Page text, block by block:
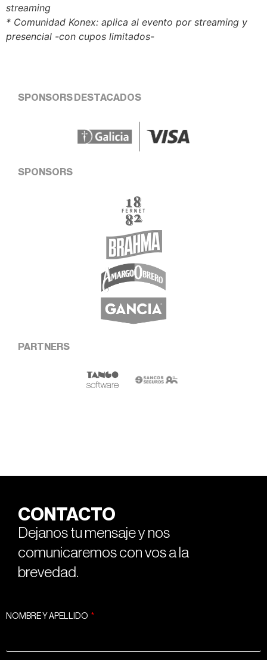
streaming
* Comunidad Konex: aplica al evento por streaming y
presencial -con cupos limitados-
SPONSORS DESTACADOS
SPONSORS
PARTNERS
CONTACTO
Dejanos tu mensaje y nos
comunicaremos con vos a la
brevedad.
NOMBRE Y APELLIDO